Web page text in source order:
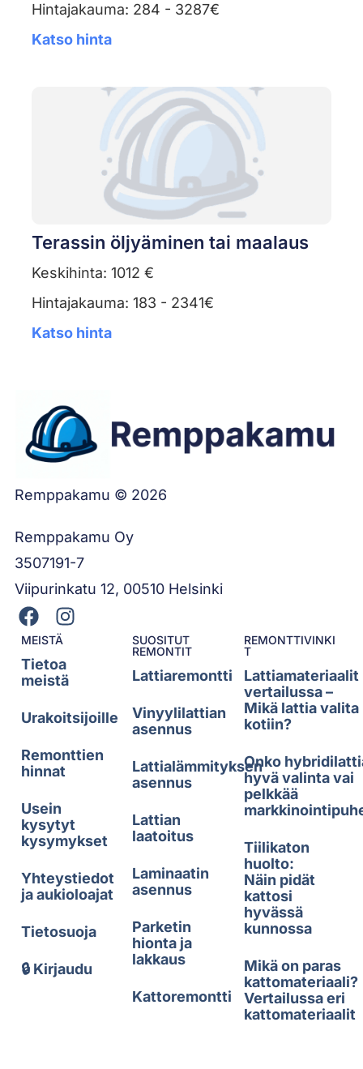
Hintajakauma: 284 - 3287€
Katso hinta
Terassin öljyäminen tai maalaus
Keskihinta: 1012 €
Hintajakauma: 183 - 2341€
Katso hinta
Remppakamu © 2026
Remppakamu Oy
3507191-7
Viipurinkatu 12, 00510 Helsinki
MEISTÄ
Tietoa
meistä
Urakoitsijoille
Remonttien
hinnat
Usein
kysytyt
kysymykset
Yhteystiedot
ja aukioloajat
Tietosuoja
🔒 Kirjaudu
SUOSITUT
REMONTIT
Lattiaremontti
Vinyylilattian
asennus
Lattialämmityksen
asennus
Lattian
laatoitus
Laminaatin
asennus
Parketin
hionta ja
lakkaus
Kattoremontti
REMONTTIVINKI
T
Lattiamateriaalit
vertailussa –
Mikä lattia valita
kotiin?
Onko
hyvä valinta vai
pelkkää
Tiilikaton
huolto:
Näin pidät
kattosi
hyvässä
kunnossa
Mikä on paras
kattomateriaali?
Vertailussa eri
kattomateriaalit